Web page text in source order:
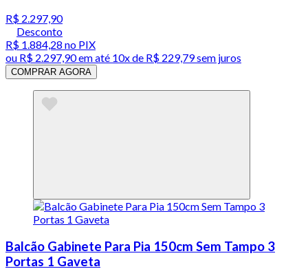
R$ 2.297,90
Desconto
R$ 1.884,28 no PIX
ou R$ 2.297,90em até 10x de R$ 229,79 sem juros
COMPRAR AGORA
Balcão Gabinete Para Pia 150cm Sem Tampo 3
Portas 1 Gaveta